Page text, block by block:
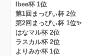
Ibee杯 1位
第1回まっぴぃ杯 2位
第2回まっぴぃ杯 1位✨
はなマル杯 2位
ラスカル杯 2位
よりみか杯 1位